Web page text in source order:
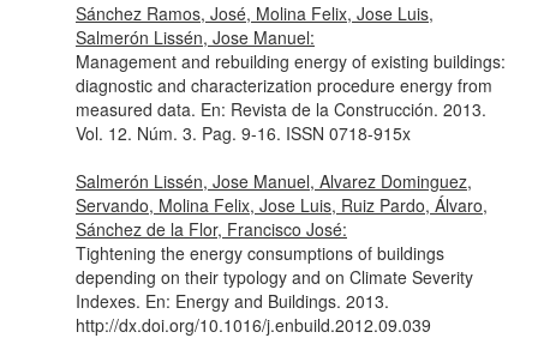
Sánchez Ramos, José, Molina Felix, Jose Luis,
Salmerón Lissén, Jose Manuel:
Management and rebuilding energy of existing buildings:
diagnostic and characterization procedure energy from
measured data. En: Revista de la Construcción. 2013.
Vol. 12. Núm. 3. Pag. 9-16. ISSN 0718-915x
Salmerón Lissén, Jose Manuel, Alvarez Dominguez,
Servando, Molina Felix, Jose Luis, Ruiz Pardo, Álvaro,
Sánchez de la Flor, Francisco José:
Tightening the energy consumptions of buildings
depending on their typology and on Climate Severity
Indexes. En: Energy and Buildings. 2013.
http://dx.doi.org/10.1016/j.enbuild.2012.09.039